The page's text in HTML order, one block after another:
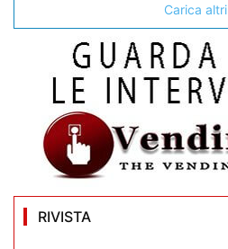
Carica altri
RIVISTA